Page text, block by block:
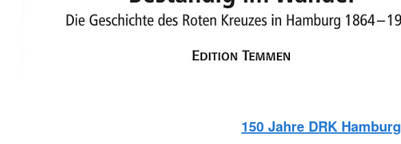
150 Jahre DRK Hamburg